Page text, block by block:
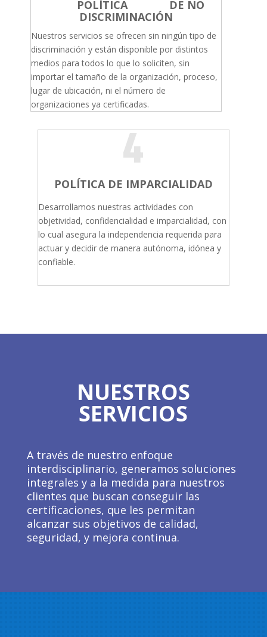
POLÍTICA DE NO
DISCRIMINACIÓN
Nuestros servicios se ofrecen sin ningún tipo de
discriminación y están disponible por distintos
medios para todos lo que lo soliciten, sin
importar el tamaño de la organización, proceso,
lugar de ubicación, ni el número de
organizaciones ya certificadas.
4
POLÍTICA DE IMPARCIALIDAD
Desarrollamos nuestras actividades con
objetividad, confidencialidad e imparcialidad, con
lo cual asegura la independencia requerida para
actuar y decidir de manera autónoma, idónea y
confiable.
NUESTROS
SERVICIOS
A través de nuestro enfoque
interdisciplinario, generamos soluciones
integrales y a la medida para nuestros
clientes que buscan conseguir las
certificaciones, que les permitan
alcanzar sus objetivos de calidad,
seguridad, y mejora continua.